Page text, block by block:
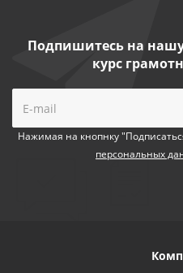
Подпишитесь на
курс
Нажимая на кнопнку
персональных